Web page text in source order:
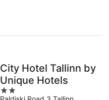
City Hotel Tallinn by
Unique Hotels
2